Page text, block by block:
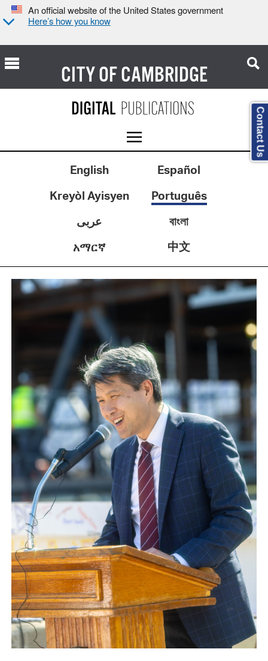
An official website of the United States government
Here’s how you know
CITY OFCAMBRIDGE
English
Español
Kreyòl Ayisyen
Português
عربى
বাংলা
አማርኛ
中文
Contact Us